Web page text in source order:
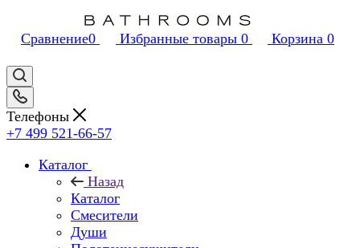
Сравнение0 Избранные товары 0 Корзина 0
Телефоны
+7 499 521-66-57
Каталог
Назад
Каталог
Смесители
Души